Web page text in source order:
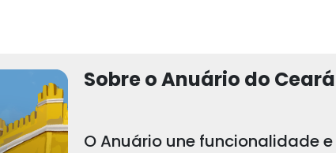
Sobre o Anuário do Ceará
O Anuário une funcionalidade